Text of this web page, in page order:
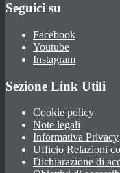
Seguici su
Facebook
Youtube
Instagram
Sezione Link Utili
Cookie policy
Note legali
Informativa Privacy
Ufficio Relazioni
Dichiarazione di